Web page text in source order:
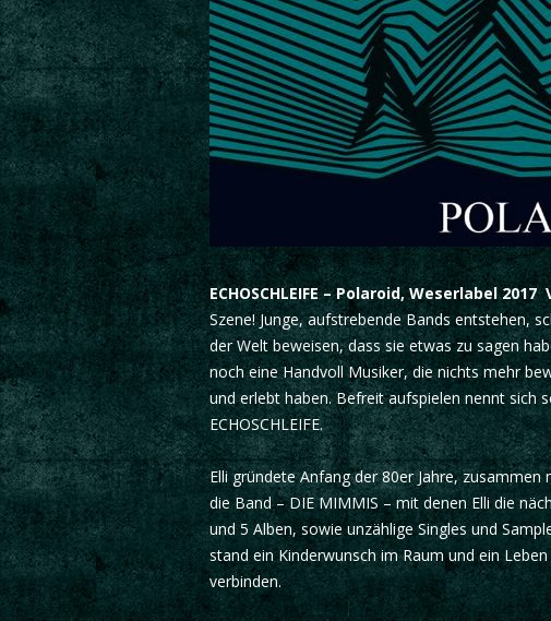
ECHOSCHLEIFE – Polaroid, Weserlabel 2017
Szene! Junge, aufstrebende Bands entstehen,
der Welt beweisen, dass sie etwas zu sagen
noch eine Handvoll Musiker, die nichts mehr
und erlebt haben. Befreit aufspielen nennt sich
ECHOSCHLEIFE.
Elli gründete Anfang der 80er Jahre, zusammen
die Band – DIE MIMMIS – mit denen Elli die
und 5 Alben, sowie unzählige Singles und
stand ein Kinderwunsch im Raum und ein
verbinden.